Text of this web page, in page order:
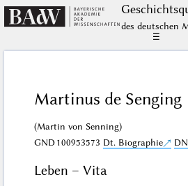
des deutschen
☰
Martinus de Senging
(Martin von Senning)
GND100953573 Dt. Biographie
Leben – Vita